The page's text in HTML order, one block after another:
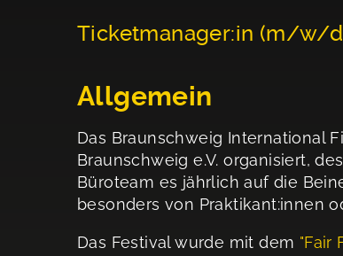
Ticketmanager:in (m/w/
Allgemein
Das Braunschweig International
Braunschweig e.V. organisiert,
Büroteam es jährlich auf die
besonders von Praktikant:innen
Das Festival wurde mit dem "Fair